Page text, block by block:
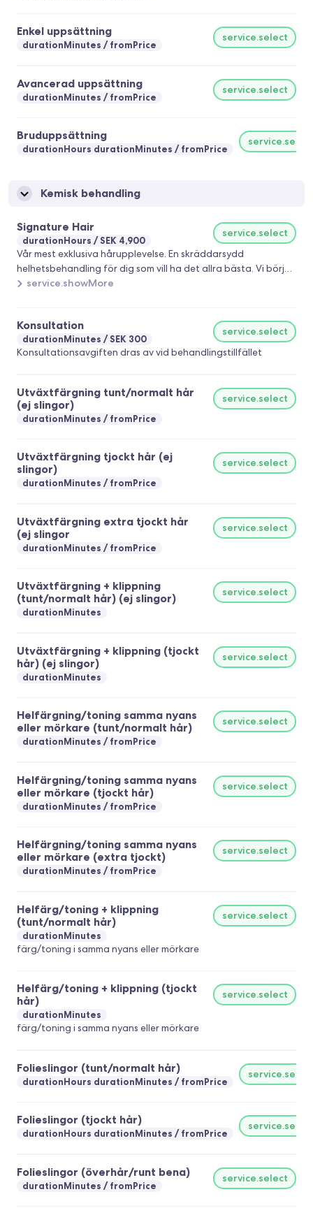
Enkel uppsättning
durationMinutes fromPrice
service.select
Avancerad uppsättning
durationMinutes fromPrice
service.select
Bruduppsättning
durationHours durationMinutes fromPrice
service.select
Kemisk behandling
Signature Hair
durationHours SEK 4,900
service.select
Vår mest exklusiva hårupplevelse. En skräddarsydd
helhetsbehandling för dig som vill ha det allra bästa. Vi börjar
med att göra en balayage eller folieslingor som skapar en
ett sömlöst, glansigt och lyxigt resultat. för att ge ditt hår och
hårbotten nytt liv ingår en djupgående treatment med en
avkopplande scalp massage. behandlingen avslutas med en
skräddarsydda hår. En upplevelse av total omsorg, glans och
exklusivitet - från root till topp.
service.showMore
Konsultation
durationMinutes SEK 300
service.select
Konsultationsavgiften dras av vid behandlingstillfället
Utväxtfärgning tunt/normalt hår
(ej slingor)
durationMinutes fromPrice
service.select
Utväxtfärgning tjockt hår (ej
slingor)
durationMinutes fromPrice
service.select
Utväxtfärgning extra tjockt hår
(ej slingor
durationMinutes fromPrice
service.select
Utväxtfärgning + klippning
(tunt/normalt hår) (ej slingor)
durationMinutes
service.select
Utväxtfärgning + klippning (tjockt
hår) (ej slingor)
durationMinutes
service.select
Helfärgning/toning samma nyans
eller mörkare (tunt/normalt hår)
durationMinutes fromPrice
service.select
Helfärgning/toning samma nyans
eller mörkare (tjockt hår)
durationMinutes fromPrice
service.select
Helfärgning/toning samma nyans
eller mörkare (extra tjockt)
durationMinutes fromPrice
service.select
Helfärg/toning + klippning
(tunt/normalt hår)
durationMinutes
service.select
färg/toning i samma nyans eller mörkare
Helfärg/toning + klippning (tjockt
hår)
durationMinutes
service.select
färg/toning i samma nyans eller mörkare
Folieslingor (tunt/normalt hår)
durationHours durationMinutes fromPrice
service.select
Folieslingor (tjockt hår)
durationHours durationMinutes fromPrice
service.select
Folieslingor (överhår/runt bena)
durationMinutes fromPrice
service.select